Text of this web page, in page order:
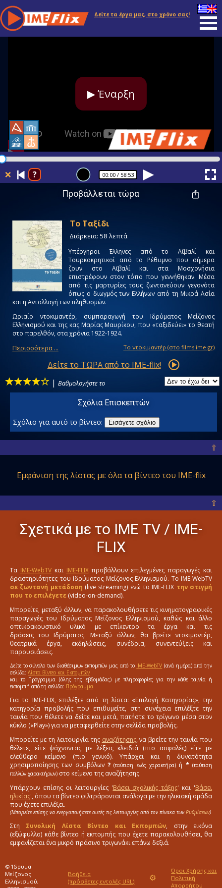
Δείτε τα έργα μας, στο χρόνο σας!
▶ Έναρξη
❌ ? 00:00 / 58:53
Προβάλλεται τώρα
Το Ταξίδι
Διάρκεια: 58 λεπτά
Υπέργηροι Έλληνες από το Αϊβαλί και
Τουρκοκρητικοί από το Ρέθυμνο που σήμερα
ζουν στο Αϊβαλί και στα Μοσχονήσια
επιστρέφουν στον τόπο που γεννήθηκαν. Μέσα
από τις μαρτυρίες τους ζωντανεύουν γεγονότα
όπως ο διωγμός των Ελλήνων από τη Μικρά Ασία
και η Ανταλλαγή των πληθυσμών.
Ωριαίο ντοκιμαντέρ, συμπαραγωγή του Ιδρύματος Μείζονος
Ελληνισμού και της κας Μαρίας Μαυρίκου, που «ταξιδεύει» το θεατή
στο παρελθόν, στα χρόνια 1922-1924.
Περισσότερα ... Tο ντοκιμαντέρ (στο films.ime.gr)
Δείτε το ΤΩΡΑ από το IME-flix!
| Βαθμολογήστε το
Σχόλια Επισκεπτών
Σχόλιο για αυτό το βίντεο: Εισάγετε σχόλιο
⇧
Εμφάνιση της λίστας με όλατα βίντεο του IME-flix
⇧
Σχετικά με το ΙΜΕ ΤV / IME-
FLIX
Τα IME-WebTVκαι IME-FLIXπροβάλλουν επιλεγμένες παραγωγές και
δραστηριότητες του Ιδρύματος Μείζονος Ελληνισμού. Το IME-WebTV
σε ζωντανή μετάδοση (live streaming) ενώ το IME-FLIX την στιγμή
που το επιλέγετε (video-on-demand).
Μπορείτε, μεταξύ άλλων, να παρακολουθήσετε τις κινηματογραφικές
παραγωγές του Ιδρύματος Μείζονος Ελληνισμού, καθώς και άλλο
οπτικοακουστικό υλικό με επίκεντρο τα έργα και τις
δράσεις του Ιδρύματος. Μεταξύ άλλων, θα βρείτε ντοκιμαντέρ,
θεατρικά έργα, εκδηλώσεις, συνέδρια, συνεντεύξεις και
παρουσιάσεις.
Δείτε το σύνολο των διαθέσιμων εκπομπών μας από το IME-WebTV (ανά ημέρα) από την
σελίδα: Λίστα Βίντεο και Εκπομπών
και το Πρόγραμμα (όλης της εβδομάδας) με πληροφορίες για την κάθε ταινία ή
εκπομπή από τη σελίδα: Πρόγραμμα.
Για το IME-FLIX, επιλέξτε από τη λίστα: «Επιλογή Κατηγορίας», την
κατηγορία προβολής που επιθυμείτε, στη συνέχεια επιλέξτε την
ταινία που θέλετε να δείτε και μετά, πατήστε το τρίγωνο μέσα στον
κύκλο («Play») για να μεταφερθείτε στην σελίδα προβολής.
Μπορείτε με τη λειτουργία της αναζήτησης, να βρείτε την ταινία που
θέλετε, είτε ψάχνοντας με λέξεις κλειδιά (πιο ασφαλές) είτε με
ελεύθερο κείμενο (πιο γενικό). Υπάρχει και η δυνατότητα
χρησιμοποίησης των συμβόλων ? (ταύτιση ενός χαρακτήρα) ή * (ταύτιση
πολλών χαρακτήρων) στο κείμενο της αναζήτησης.
Υπάρχουν επίσης οι λειτουργίες 'Βάσει σχολικής τάξης' και 'Βάσει
ηλικίας', όπου τα βίντεο φιλτράρονται ανάλογα με την ηλικιακή ομάδα
που έχετε επιλέξει.
(Μπορείτε επίσης να ενεργοποιήσετε αυτές τις λειτουργίες από τον πίνακα των Ρυθμίσεων)
Στη Συνολική Λίστα Βίντεο και Εκπομπών, στην εικόνα
(εξώφυλλο) κάθε βίντεο ή εκπομπής που έχετε παρακολουθήσει, θα
εμφανίζεται ένα μικρό πράσινο τριγωνάκι επάνω δεξιά.
© Ίδρυμα
Μείζονος
Ελληνισμού,
Βοήθεια
(πρόσθετες εντολές URL)
⚙
Όροι Χρήσης και
Πολιτική
Απορρήτου